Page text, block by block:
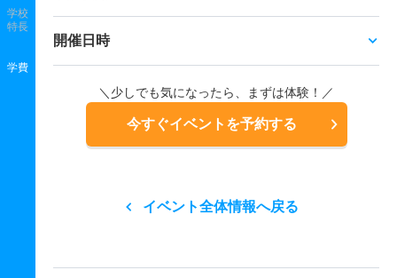
学校
特長
学費
開催日時
＼少しでも気になったら、まずは体験！／
今すぐイベントを予約する
イベント全体情報へ戻る